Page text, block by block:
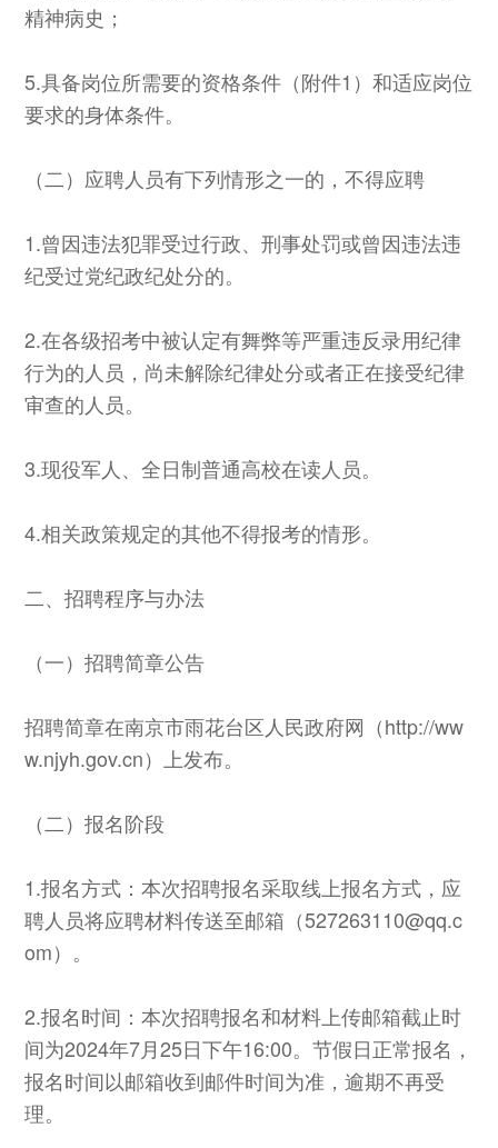
精神病史；
5.具备岗位所需要的资格条件（附件1）和适应岗位
要求的身体条件。
（二）应聘人员有下列情形之一的，不得应聘
1.曾因违法犯罪受过行政、刑事处罚或曾因违法违
纪受过党纪政纪处分的。
2.在各级招考中被认定有舞弊等严重违反录用纪律
行为的人员，尚未解除纪律处分或者正在接受纪律
审查的人员。
3.现役军人、全日制普通高校在读人员。
4.相关政策规定的其他不得报考的情形。
二、招聘程序与办法
（一）招聘简章公告
招聘简章在南京市雨花台区人民政府网（http://ww
w.njyh.gov.cn）上发布。
（二）报名阶段
1.报名方式：本次招聘报名采取线上报名方式，应
聘人员将应聘材料传送至邮箱（527263110@qq.c
om）。
2.报名时间：本次招聘报名和材料上传邮箱截止时
间为2024年7月25日下午16:00。节假日正常报名，
报名时间以邮箱收到邮件时间为准，逾期不再受
理。